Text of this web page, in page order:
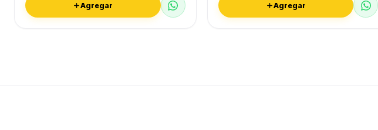
Agregar Agregar